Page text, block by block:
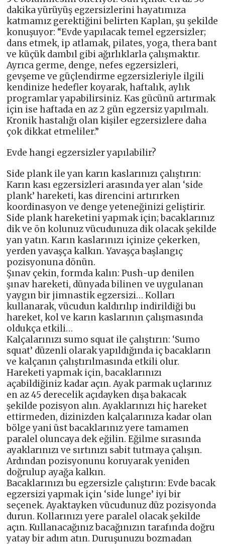
dakika yürüyüş egzersizlerini hayatımıza
katmamız gerektiğini belirten Kaplan, şu şekilde
konuşuyor: “Evde yapılacak temel egzersizler;
dans etmek, ip atlamak, pilates, yoga, thera bant
ve küçük dambıl gibi ağırlıklarla çalışmaktır.
Ayrıca germe, denge, nefes egzersizleri,
gevşeme ve güçlendirme egzersizleriyle ilgili
kendinize hedefler koyarak, haftalık, aylık
programlar yapabilirsiniz. Kas gücünü artırmak
için ise haftada en az 2 gün egzersiz yapılmalı.
Kronik hastalığı olan kişiler egzersizlere daha
çok dikkat etmeliler.”
Evde hangi egzersizler yapılabilir?
Side plank ile yan karın kaslarınızı çalıştırın:
Karın kası egzersizleri arasında yer alan ‘side
plank’ hareketi, kas direncini artırırken
koordinasyon ve denge yeteneğinizi geliştirir.
Side plank hareketini yapmak için; bacaklarınız
dik ve ön kolunuz vücudunuza dik olacak şekilde
yan yatın. Karın kaslarınızı içinize çekerken,
yerden yavaşça kalkın. Yavaşça başlangıç
pozisyonuna dönün.
Şınav çekin, formda kalın: Push-up denilen
şınav hareketi, dünyada bilinen ve uygulanan
yaygın bir jimnastik egzersizi… Kolları
kullanarak, vücudun kaldırılıp indirildiği bu
hareket, kol ve karın kaslarının çalışmasında
oldukça etkili…
Kalçalarınızı sumo squat ile çalıştırın: ‘Sumo
squat’ düzenli olarak yapıldığında iç bacakların
ve kalçanın çalıştırılmasında etkili olur.
Hareketi yapmak için, bacaklarınızı
açabildiğiniz kadar açın. Ayak parmak uçlarınız
en az 45 derecelik açıdayken dışa bakacak
şekilde pozisyon alın. Ayaklarınızı hiç hareket
ettirmeden, dizinizden kalçalarınıza kadar olan
bölge yani üst bacaklarınız yere tamamen
paralel oluncaya dek eğilin. Eğilme sırasında
ayaklarınızı ve sırtınızı sabit tutmaya çalışın.
Ardından pozisyonunu koruyarak yeniden
doğrulup ayağa kalkın.
Bacaklarınızı bu egzersizle çalıştırın: Evde bacak
egzersizi yapmak için ‘side lunge’ iyi bir
seçenek. Ayaktayken vücudunuz düz pozisyonda
durun. Kollarınızı yere paralel olacak şekilde
açın. Kullanacağınız bacağınızın tarafında doğru
yatay bir adım atın. Duruşunuzu bozmadan